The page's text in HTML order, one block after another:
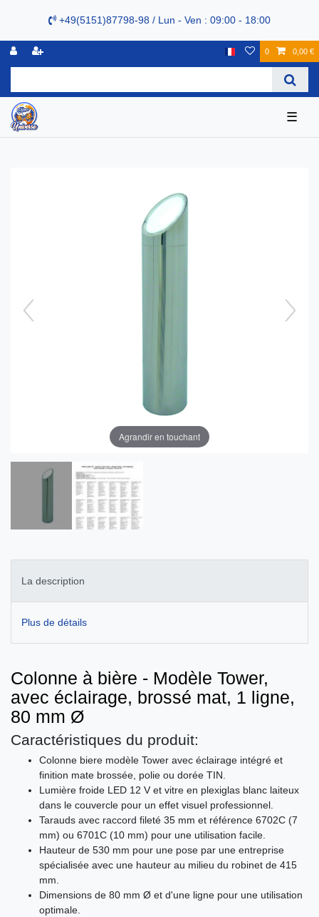
+49(5151)87798-98 / Lun - Ven : 09:00 - 18:00
0 0,00 €
☰
Agrandir en touchant
La description
Plus de détails
Colonne à bière - Modèle Tower,
avec éclairage, brossé mat, 1 ligne,
80 mm Ø
Caractéristiques du produit:
Colonne biere modèle Tower avec éclairage intégré et
finition mate brossée, polie ou dorée TIN.
Lumière froide LED 12 V et vitre en plexiglas blanc laiteux
dans le couvercle pour un effet visuel professionnel.
Tarauds avec raccord fileté 35 mm et référence 6702C (7
mm) ou 6701C (10 mm) pour une utilisation facile.
Hauteur de 530 mm pour une pose par une entreprise
spécialisée avec une hauteur au milieu du robinet de 415
mm.
Dimensions de 80 mm Ø et d'une ligne pour une utilisation
optimale.